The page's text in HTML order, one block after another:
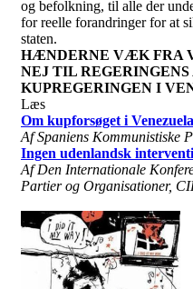
og befolkning, til alle der
for reelle forandringer for at
staten.
HÆNDERNE VÆK FRA
NEJ TIL
KUPREGERINGEN I
Læs
Om kupforsøget i Venezuela
Af Spaniens Kommunistiske
Ingen udenlandsk
Af Den Internationale
Partier og Organisationer,